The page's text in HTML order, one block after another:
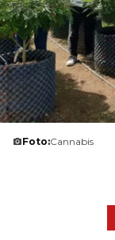
Foto:Cannabis